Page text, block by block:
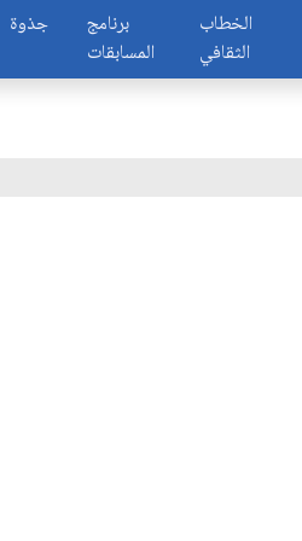
جذوة
برنامج
المسابقات
الخطاب
الثقافي